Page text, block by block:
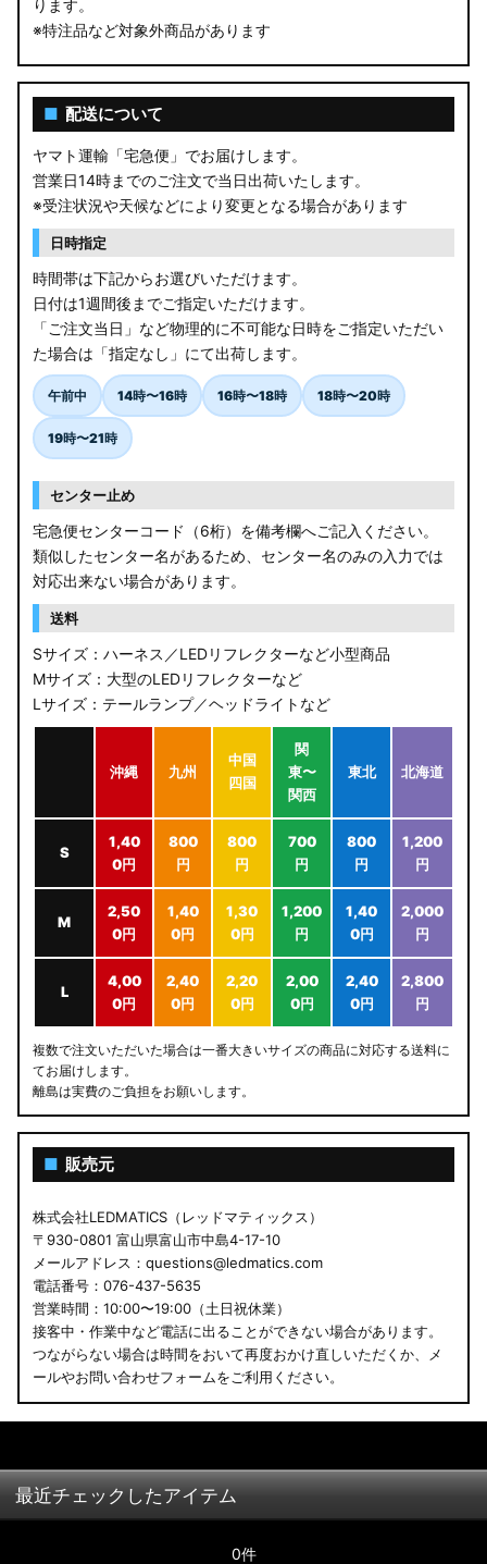
URJ201 LX570
AGL10W RX450h
USF/UVF4# LS600h
JF5/6 N-BOX カスタム
MK94S/MK54S スペーシア / カスタム
ZCEDS/ZDEDS/ZCDDS/ZDDDS スイフト
AZSH36W/AZSH37W クラウンスポーツ
LA400K コペン
汎用LEDバルブ
アウトレット
JB64W/JB74W/JC74W ジムニー/シエラ/ノマド
ります。
※特注品など対象外商品があります
■ 配送について
ヤマト運輸「宅急便」でお届けします。
営業日14時までのご注文で当日出荷いたします。
※受注状況や天候などにより変更となる場合があります
日時指定
時間帯は下記からお選びいただけます。
日付は1週間後までご指定いただけます。
「ご注文当日」など物理的に不可能な日時をご指定いただい
た場合は「指定なし」にて出荷します。
午前中 14時〜16時 16時〜18時 18時〜20時
19時〜21時
センター止め
宅急便センターコード（6桁）を備考欄へご記入ください。
類似したセンター名があるため、センター名のみの入力では
対応出来ない場合があります。
送料
Sサイズ：ハーネス／LEDリフレクターなど小型商品
Mサイズ：大型のLEDリフレクターなど
Lサイズ：テールランプ／ヘッドライトなど
沖縄 九州
中国
四国
関
東〜
関西
東北 北海道
S
1,40
0円
800
円
800
円
700
円
800
円
1,200
円
M
2,50
0円
1,40
0円
1,30
0円
1,200
円
1,40
0円
2,000
円
L
4,00
0円
2,40
0円
2,20
0円
2,00
0円
2,40
0円
2,800
円
複数で注文いただいた場合は一番大きいサイズの商品に対応する送料に
てお届けします。
離島は実費のご負担をお願いします。
■ 販売元
株式会社LEDMATICS（レッドマティックス）
〒930-0801 富山県富山市中島4-17-10
メールアドレス：questions@ledmatics.com
電話番号：076-437-5635
営業時間：10:00〜19:00（土日祝休業）
接客中・作業中など電話に出ることができない場合があります。
つながらない場合は時間をおいて再度おかけ直しいただくか、メ
ールやお問い合わせフォームをご利用ください。
最近チェックしたアイテム
0件